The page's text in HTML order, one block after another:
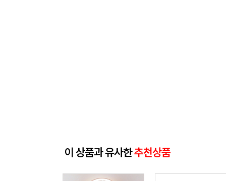
이 상품과 유사한추천상품